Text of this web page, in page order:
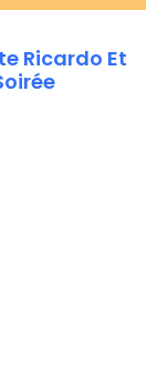
Ricardo Et